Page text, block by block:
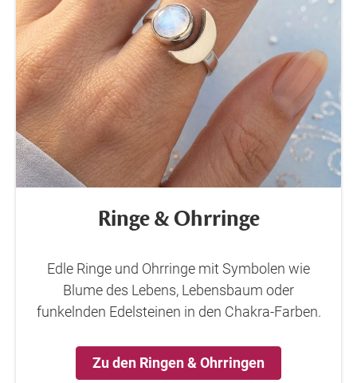
Ringe & Ohrringe
Edle Ringe und Ohrringe mit Symbolen wie
Blume des Lebens, Lebensbaum oder
funkelnden Edelsteinen in den Chakra-Farben.
Zu den Ringen & Ohrringen